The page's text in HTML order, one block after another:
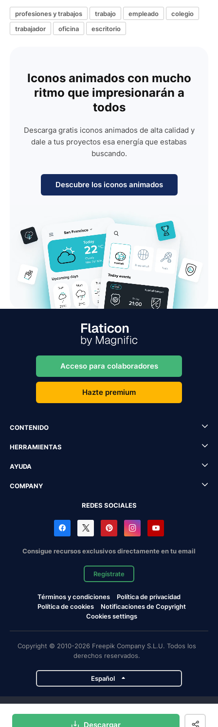
Descargar
profesiones y trabajos trabajo empleado
colegio
trabajador
oficina escritorio
Iconos animados con mucho
ritmo que impresionarán a
todos
Descarga gratis iconos animados de alta calidad y
dale a tus proyectos esa energía que estabas
buscando.
Descubre los iconos animados
Acceso para colaboradores
Hazte premium
CONTENIDO
HERRAMIENTAS
AYUDA
COMPANY
REDES SOCIALES
Consigue recursos exclusivos directamente en tu email
Regístrate
Términos y condiciones
Política de privacidad
Política de cookies
Notificaciones de Copyright
Cookies settings
Copyright © 2010-2026 Freepik Company S.L.U. Todos los
derechos reservados.
Español